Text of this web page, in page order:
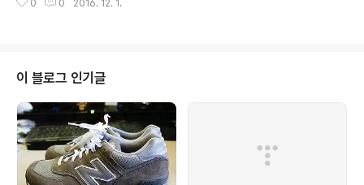
가운데 선명한 선 하나가 궁금했다 그래서 3단 선반을 분
반으로 줄이면, 커버는 당연히 씌울수 없다 커버 핀을 고정
하기 위한 구멍은 정면에서 보이지 않게, 기둥을 살짝 돌려
서 다시 조립했다 절반으로 낮추니 블랙캣 높이에 딱 맞다
근데 약간 답답한 느낌도 없지는 않다 조명을 켜보면 어떨
까? 낮은 높이 덕분에 퍽라이트100% 밝기는 너무 과한듯,
40% 밝기로 ..
0 0 2016. 12. 1.
이 블로그 인기글